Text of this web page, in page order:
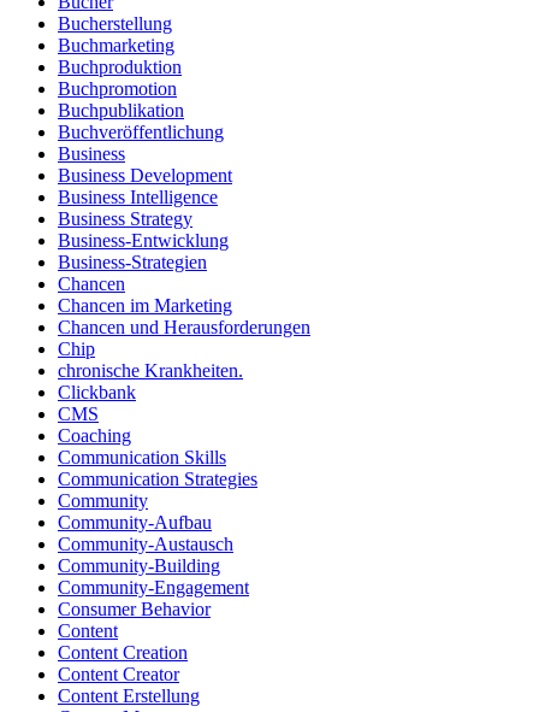
Bucherstellung
Buchmarketing
Buchproduktion
Buchpromotion
Buchpublikation
Buchveröffentlichung
Business
Business Development
Business Intelligence
Business Strategy
Business-Entwicklung
Business-Strategien
Chancen
Chancen im Marketing
Chancen und Herausforderungen
Chip
chronische Krankheiten.
Clickbank
CMS
Coaching
Communication Skills
Communication Strategies
Community
Community-Aufbau
Community-Austausch
Community-Building
Community-Engagement
Consumer Behavior
Content
Content Creation
Content Creator
Content Erstellung